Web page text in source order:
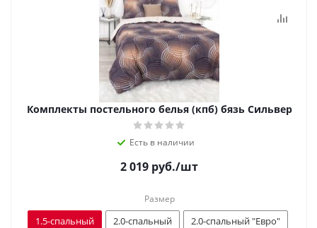
Комплекты постельного белья (кпб) бязь Сильвер
Есть в наличии
2 019 руб./шт
Размер
1.5-спальный 2.0-спальный
2.0-спальный "Евро"